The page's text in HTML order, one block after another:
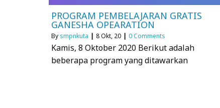
PROGRAM PEMBELAJARAN GRATIS
GANESHA OPEARATION
By smpnkuta | 8Okt, 20 | 0 Comments
Kamis, 8 Oktober 2020 Berikut adalah
beberapa program yang ditawarkan